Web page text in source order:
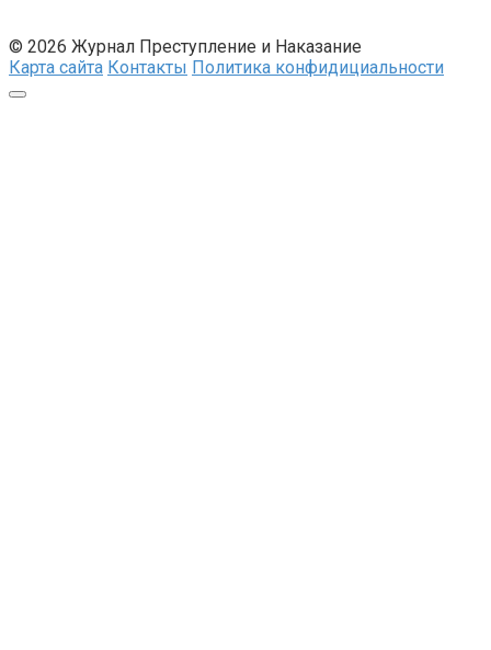
© 2026 Журнал Преступление и Наказание
Карта сайта Контакты Политика конфидициальности